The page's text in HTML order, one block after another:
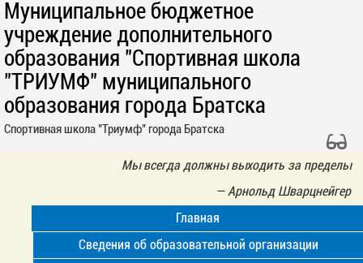
Муниципальное бюджетное
учреждение дополнительного
образования "Спортивная школа
"ТРИУМФ" муниципального
образования города Братска
Спортивная школа "Триумф" города Братска
Мы всегда должны выходить за пределы
—Арнольд Шварцнейгер
Главная
Сведения об образовательной организации